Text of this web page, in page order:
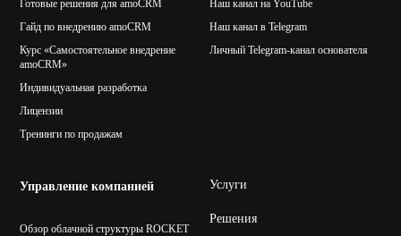
Готовые решения для amoCRM
Гайд по внедрению amoCRM
Курс «Самостоятельное внедрение
amoCRM»
Индивидуальная разработка
Лицензии
Тренинги по продажам
Наш канал на YouTube
Наш канал в Telegram
Личный Telegram-канал основателя
Управление компанией
Обзор облачной структуры ROCKET
Услуги
Решения